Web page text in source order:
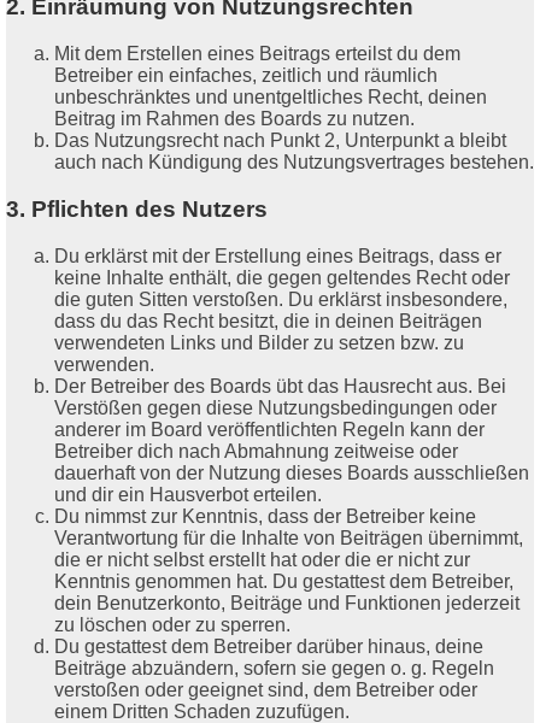
2. Einräumung von Nutzungsrechten
Mit dem Erstellen eines Beitrags erteilst du dem
Betreiber ein einfaches, zeitlich und räumlich
unbeschränktes und unentgeltliches Recht, deinen
Beitrag im Rahmen des Boards zu nutzen.
Das Nutzungsrecht nach Punkt 2, Unterpunkt a bleibt
auch nach Kündigung des Nutzungsvertrages bestehen.
3. Pflichten des Nutzers
Du erklärst mit der Erstellung eines Beitrags, dass er
keine Inhalte enthält, die gegen geltendes Recht oder
die guten Sitten verstoßen. Du erklärst insbesondere,
dass du das Recht besitzt, die in deinen Beiträgen
verwendeten Links und Bilder zu setzen bzw. zu
verwenden.
Der Betreiber des Boards übt das Hausrecht aus. Bei
Verstößen gegen diese Nutzungsbedingungen oder
anderer im Board veröffentlichten Regeln kann der
Betreiber dich nach Abmahnung zeitweise oder
dauerhaft von der Nutzung dieses Boards ausschließen
und dir ein Hausverbot erteilen.
Du nimmst zur Kenntnis, dass der Betreiber keine
Verantwortung für die Inhalte von Beiträgen übernimmt,
die er nicht selbst erstellt hat oder die er nicht zur
Kenntnis genommen hat. Du gestattest dem Betreiber,
dein Benutzerkonto, Beiträge und Funktionen jederzeit
zu löschen oder zu sperren.
Du gestattest dem Betreiber darüber hinaus, deine
Beiträge abzuändern, sofern sie gegen o. g. Regeln
verstoßen oder geeignet sind, dem Betreiber oder
einem Dritten Schaden zuzufügen.